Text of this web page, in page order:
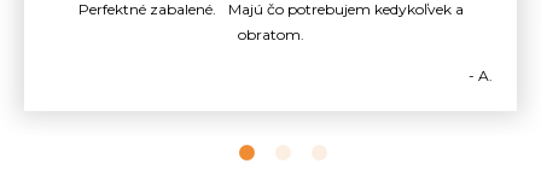
Perfektné zabalené. Majú čo potrebujem kedykoľvek a
obratom.
- A.